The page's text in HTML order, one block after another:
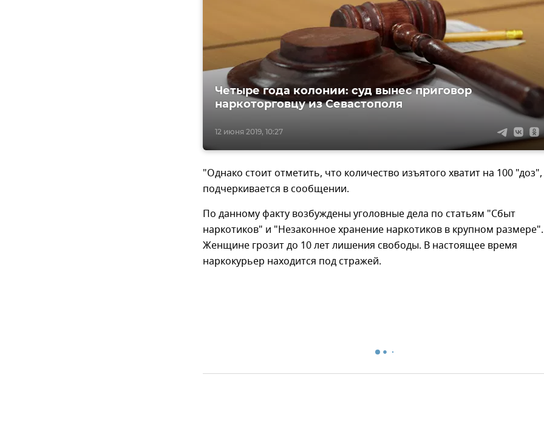
12 июня 2019, 10:27
Четыре года колонии: суд вынес приговор
наркоторговцу из Севастополя
"Однако стоит отметить, что количество изъятого хватит на 100 "доз",
подчеркивается в сообщении.
По данному факту возбуждены уголовные дела по статьям "Сбыт
наркотиков" и "Незаконное хранение наркотиков в крупном размере".
Женщине грозит до 10 лет лишения свободы. В настоящее время
наркокурьер находится под стражей.